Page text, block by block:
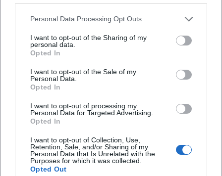
Personal Data Processing Opt Outs
I want to opt-out of the Sharing of my
personal data.
Opted In
I want to opt-out of the Sale of my
Personal Data.
Opted In
I want to opt-out of processing my
Personal Data for Targeted Advertising.
Opted In
I want to opt-out of Collection, Use,
Retention, Sale, and/or Sharing of my
Personal Data that Is Unrelated with the
Purposes for which it was collected.
Opted Out
Einsätze, Pausen, enjambierte Zeilen, rhetorische
Crescendi. Figurenrede fungiert als musikalische Linie, die
Harmoniefeld, Aktschlüsse als Kadenz. Regien nutzen
dieses Potenzial, um Tempo, Rhythmus und Dynamik zu
und historische Tableau-Sequenzen gleichermaßen präzise
wirken. Diese performative Lesart erklärt, warum
Shakespeares Werke so unerschöpflich aufführbar bleiben –
ein Katalog, der in jeder Epoche neu arrangiert werden
EEAT-Fazit zur Autorität: Quellen, Kanon und kuratorische
Verantwortung
Shakespeares künstlerische Autorität resultiert aus
Werkfülle, Aufführungstradition und dem hohen Grad an